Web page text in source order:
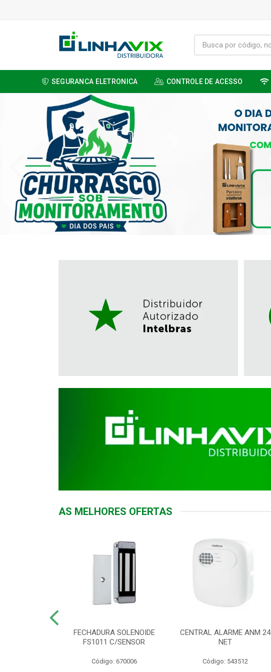
SEGURANCA ELETRONICA CONTROLE DE ACESSO
AS MELHORES OFERTAS
FECHADURA SOLENOIDE
FS1011 C/SENSOR
Código: 670006
CENTRAL ALARME ANM 24
NET
Código: 543512